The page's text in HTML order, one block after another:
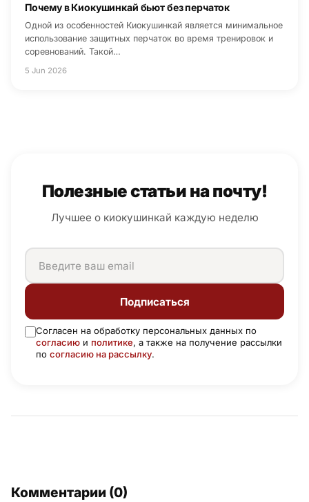
Почему в Киокушинкай бьют без перчаток
Одной из особенностей Киокушинкай является минимальное
использование защитных перчаток во время тренировок и
соревнований. Такой…
5 Jun 2026
Полезные статьи на почту!
Лучшее о киокушинкай каждую неделю
Подписаться
Согласен на обработку персональных данных по
согласию и политике, а также на получение рассылки
по согласию на рассылку.
Комментарии (0)